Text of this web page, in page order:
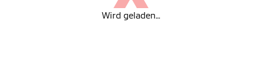
Wird geladen…